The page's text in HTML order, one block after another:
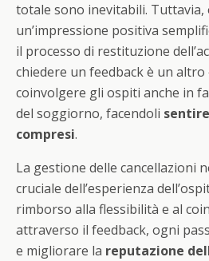
totale sono inevitabili. Tuttavia,
un’impressione positiva
il processo di restituzione
chiedere un feedback è un
coinvolgere gli ospiti anche in
del soggiorno, facendoli
compresi.
La gestione delle cancellazioni
cruciale dell’esperienza
rimborso alla flessibilità e al
attraverso il feedback, ogni
e migliorare la reputazione